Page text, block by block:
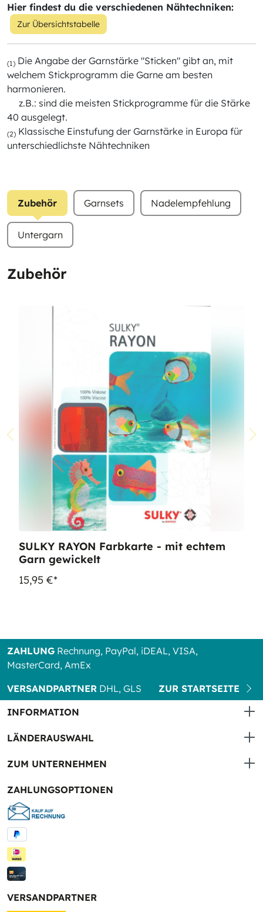
Hier findest du die verschiedenen Nähtechniken:
Zur Übersichtstabelle
(1) Die Angabe der Garnstärke "Sticken" gibt an, mit
welchem Stickprogramm die Garne am besten
harmonieren.
z.B.: sind die meisten Stickprogramme für die Stärke
40 ausgelegt.
(2) Klassische Einstufung der Garnstärke in Europa für
unterschiedlichste Nähtechniken
Zubehör Garnsets Nadelempfehlung
Untergarn
Zubehör
SULKY RAYON Farbkarte - mit echtem
Garn gewickelt
15,95 €*
ZAHLUNG Rechnung, PayPal, iDEAL, VISA,
MasterCard, AmEx
VERSANDPARTNER DHL, GLS
ZUR STARTSEITE
INFORMATION
LÄNDERAUSWAHL
ZUM UNTERNEHMEN
ZAHLUNGSOPTIONEN
VERSANDPARTNER